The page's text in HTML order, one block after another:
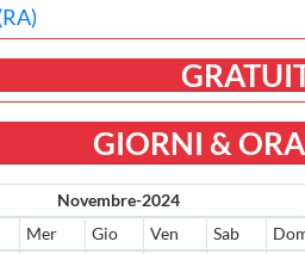
GIORNI &
Novembre-2024
Mer Gio Ven Sab